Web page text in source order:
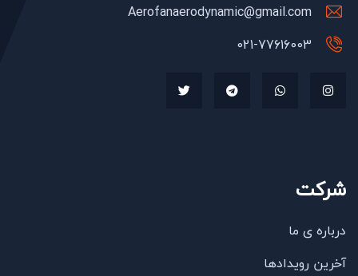
Aerofanaerodynamic@gmail.com
021-77616003
شرکت
درباره ی ما
آخرین رویدادها